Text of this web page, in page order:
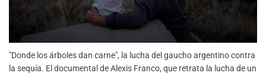
"Donde los árboles dan carne", la lucha del gaucho argentino contra
la sequía. El documental de Alexis Franco, que retrata la lucha de un